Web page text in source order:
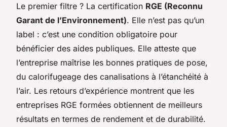
Le premier filtre ? La certification RGE (Reconnu
Garant de l’Environnement). Elle n’est pas qu’un
label : c’est une condition obligatoire pour
bénéficier des aides publiques. Elle atteste que
l’entreprise maîtrise les bonnes pratiques de pose,
du calorifugeage des canalisations à l’étanchéité à
l’air. Les retours d’expérience montrent que les
entreprises RGE formées obtiennent de meilleurs
résultats en termes de rendement et de durabilité.